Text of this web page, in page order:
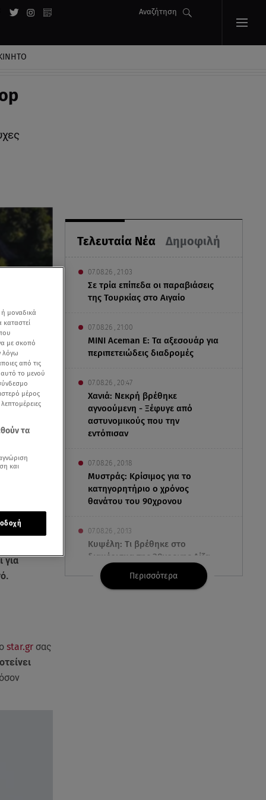
Αναζήτηση
Τελευταία Νέα Δημοφιλή
07.08.26 , 21:03
Σε τρία επίπεδα οι παραβιάσεις
της Τουρκίας στο Αιγαίο
07.08.26 , 21:00
MINI Aceman E: Τα αξεσουάρ για
περιπετειώδεις διαδρομές
07.08.26 , 20:47
Χανιά: Νεκρή βρέθηκε
αγνοούμενη - Ξέφυγε από
αστυνομικούς που την
εντόπισαν
07.08.26 , 20:18
Μυστράς: Κρίσιμος για το
κατηγορητήριο ο χρόνος
θανάτου του 90χρονου
07.08.26 , 20:13
Κυψέλη: Tι βρέθηκε στο
διαμέρισμα της 38χρονης Λίζα
07.08.26 , 19:15
Περισσότερα
ο
για
star.grσας
μοναδικά
με σκοπό
λόγω
από τις
αυτό το μενού
μέρος
τα
και